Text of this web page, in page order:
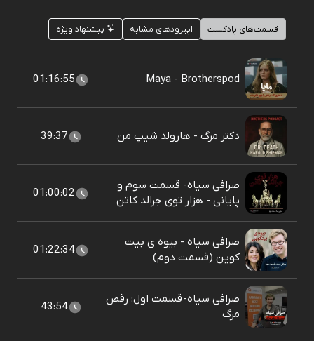
قسمت‌های پادکست اپیزودهای مشابه پیشنهاد ویژه
Maya - Brotherspod
01:16:55
دکتر مرگ - هارولد شیپ من 39:37
صرافی سیاه- قسمت سوم و
پایانی - هزار توی جرالد کاتن
01:00:02
صرافی سیاه - بیوه ی بیت
کوین (قسمت دوم)
01:22:34
صرافی سیاه- قسمت اول: رقص
مرگ
43:54